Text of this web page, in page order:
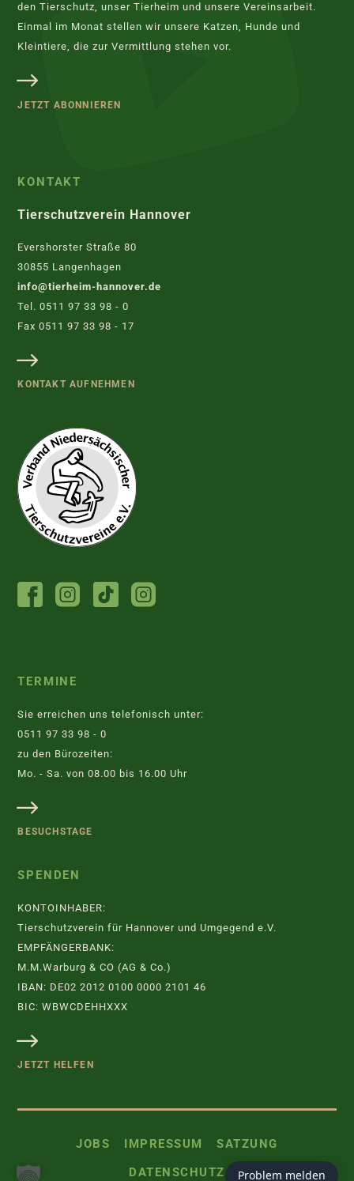
den Tierschutz, unser Tierheim und unsere Vereinsarbeit.
Einmal im Monat stellen wir unsere Katzen, Hunde und
Kleintiere, die zur Vermittlung stehen vor.
JETZT ABONNIEREN
KONTAKT
Tierschutzverein Hannover
Evershorster Straße 80
30855 Langenhagen
info@tierheim-hannover.de
Tel. 0511 97 33 98 - 0
Fax 0511 97 33 98 - 17
KONTAKT AUFNEHMEN
FACEBOOKINSTAGRAM
TIERHEIM
TIKTOK
JUGENDTIERSCHUTZGRUPPE
TERMINE
Sie erreichen uns telefonisch unter:
0511 97 33 98 - 0
zu den Bürozeiten:
Mo. - Sa. von 08.00 bis 16.00 Uhr
BESUCHSTAGE
SPENDEN
KONTOINHABER:
Tierschutzverein für Hannover und Umgegend e.V.
EMPFÄNGERBANK:
M.M.Warburg & CO (AG & Co.)
IBAN: DE02 2012 0100 0000 2101 46
BIC: WBWCDEHHXXX
JETZT HELFEN
JOBS IMPRESSUM
SATZUNG
DATENSCHUTZ
Problem melden